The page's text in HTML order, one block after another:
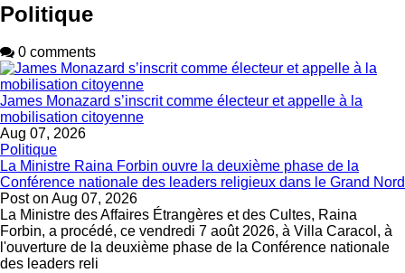
Politique
0 comments
James Monazard s’inscrit comme électeur et appelle à la
mobilisation citoyenne
Aug 07, 2026
Politique
La Ministre Raina Forbin ouvre la deuxième phase de la
Conférence nationale des leaders religieux dans le Grand Nord
Post on Aug 07, 2026
La Ministre des Affaires Étrangères et des Cultes, Raina
Forbin, a procédé, ce vendredi 7 août 2026, à Villa Caracol, à
l'ouverture de la deuxième phase de la Conférence nationale
des leaders reli